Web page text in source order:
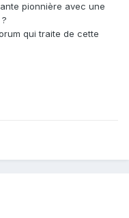
pionnière avec une
qui traite de cette